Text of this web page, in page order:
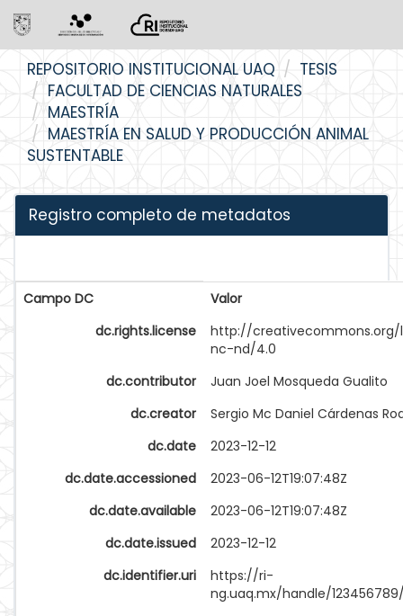
navigation
REPOSITORIO INSTITUCIONAL UAQ
TESIS
FACULTAD DE CIENCIAS NATURALES
MAESTRÍA
MAESTRÍA EN SALUD Y PRODUCCIÓN ANIMAL
SUSTENTABLE
Registro completo de metadatos
Campo DC
Valor
dc.rights.license
http://
nc-nd/4.0
dc.contributor
Juan Joel Mosqueda Gualito
dc.creator
Sergio Mc Daniel Cárdenas
dc.date
2023-12-12
dc.date.accessioned
2023-06-12T19:07:48Z
dc.date.available
2023-06-12T19:07:48Z
dc.date.issued
2023-12-12
dc.identifier.uri
https://ri-
ng.uaq.mx/handle/